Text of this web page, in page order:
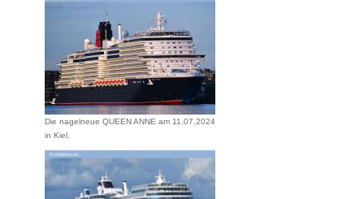
Die nagelneue QUEEN ANNE am 11.07.2024
in Kiel.